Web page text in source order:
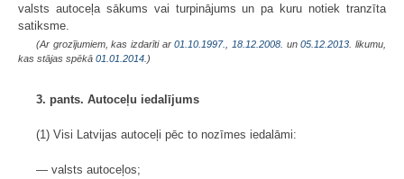
valsts autoceļa sākums vai turpinājums un pa kuru notiek tranzīta
satiksme.
(Ar grozījumiem, kas izdarīti ar01.10.1997. 18.12.2008. un05.12.2013 . likumu,
kas stājas spēkā 01.01.2014. )
3. pants. Autoceļu iedalījums
(1) Visi Latvijas autoceļi pēc to nozīmes iedalāmi:
— valsts autoceļos;